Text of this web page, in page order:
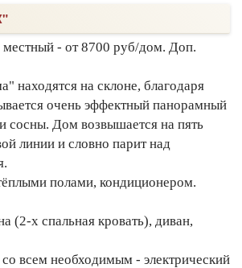
- от 8700 руб/дом. Доп.
находятся на склоне, благодаря
очень эффектный панорамный
сосны. Дом возвышается на пять
линии и словно парит над
полами, кондиционером.
(2-х спальная кровать), диван,
всем необходимым - электрический